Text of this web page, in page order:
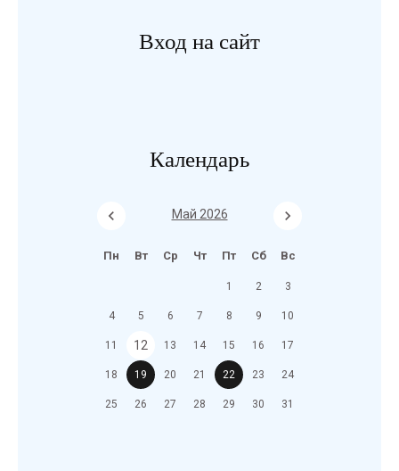
Вход на сайт
Календарь
Май 2026
Пн Вт Ср Чт Пт Сб Вс
1 2 3
4 5 6 7 8 9 10
11 12 13 14 15 16 17
18 19 20 21 22 23 24
25 26 27 28 29 30 31